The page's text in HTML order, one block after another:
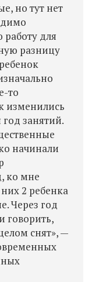
но тут нет
для
разницу
то
изменились
занятий.
начинали
ко мне
2 ребенка
Через год
говорить,
снят», —